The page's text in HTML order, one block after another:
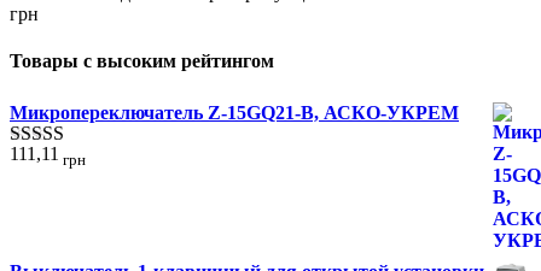
грн
Товары с высоким рейтингом
Микропереключатель Z-15GQ21-B, АСКО-УКРЕМ
Оценка5.00
111,11 грн